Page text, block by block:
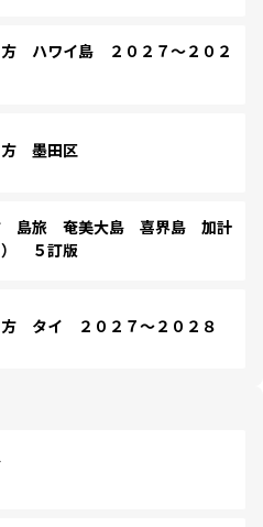
ハワイ島 ２０２７～２０２
方 墨田区
島旅 奄美大島 喜界島 加計
） ５訂版
タイ ２０２７～２０２８